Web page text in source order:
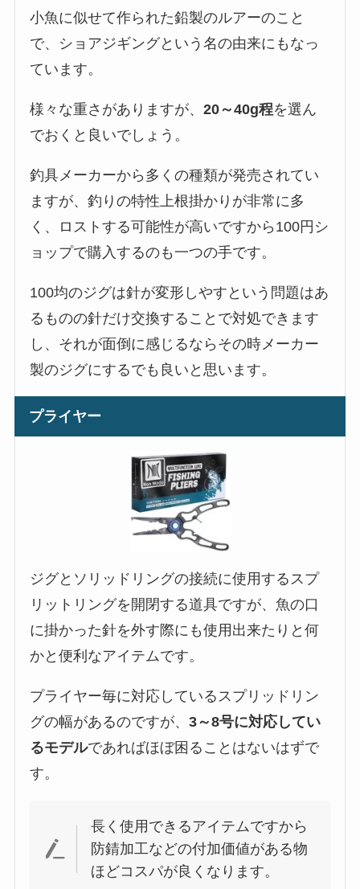
小魚に似せて作られた鉛製のルアーのこと
で、ショアジギングという名の由来にもなっ
ています。
様々な重さがありますが、 20～40g程を選ん
でおくと良いでしょう。
釣具メーカーから多くの種類が発売されてい
ますが、釣りの特性上根掛かりが非常に多
く、ロストする可能性が高いですから100円シ
ョップで購入するのも一つの手です。
100均のジグは針が変形しやすという問題はあ
るものの針だけ交換することで対処できます
し、それが面倒に感じるならその時メーカー
製のジグにするでも良いと思います。
プライヤー
ジグとソリッドリングの接続に使用するスプ
リットリングを開閉する道具ですが、魚の口
に掛かった針を外す際にも使用出来たりと何
かと便利なアイテムです。
プライヤー毎に対応しているスプリッドリン
グの幅があるのですが、 3～8号に対応してい
るモデルであればほぼ困ることはないはずで
す。
長く使用できるアイテムですから
防錆加工などの付加価値がある物
ほどコスパが良くなります。